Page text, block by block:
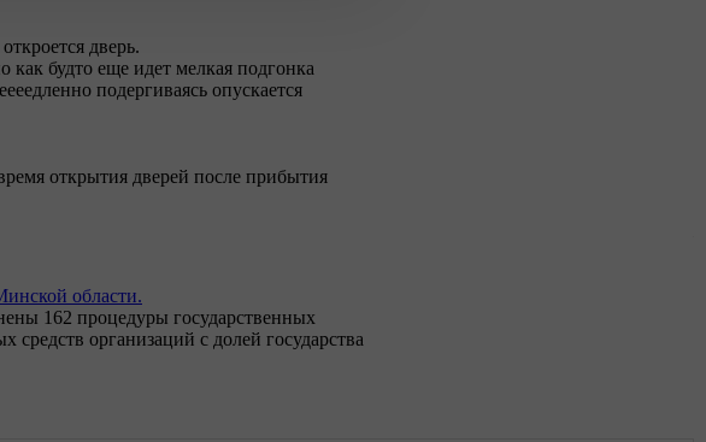
дверь.
будто еще идет мелкая подгонка
подергиваясь опускается
открытия дверей после прибытия
области.
162 процедуры государственных
средств организаций с долей государства